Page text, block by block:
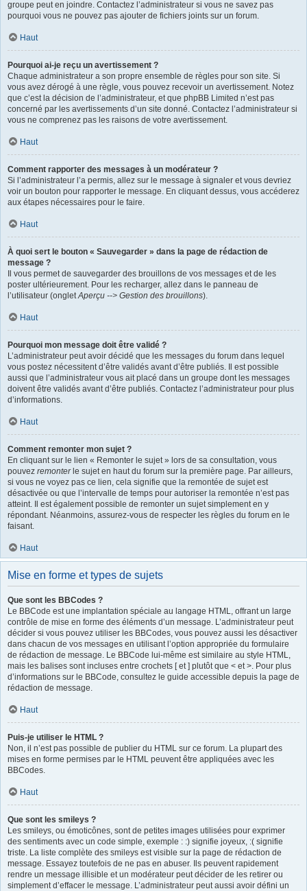
groupe peut en joindre. Contactez l’administrateur si vous ne savez pas
pourquoi vous ne pouvez pas ajouter de fichiers joints sur un forum.
Haut
Pourquoi ai-je reçu un avertissement ?
Chaque administrateur a son propre ensemble de règles pour son site. Si
vous avez dérogé à une règle, vous pouvez recevoir un avertissement. Notez
que c’est la décision de l’administrateur, et que phpBB Limited n’est pas
concerné par les avertissements d’un site donné. Contactez l’administrateur si
vous ne comprenez pas les raisons de votre avertissement.
Haut
Comment rapporter des messages à un modérateur ?
Si l’administrateur l’a permis, allez sur le message à signaler et vous devriez
voir un bouton pour rapporter le message. En cliquant dessus, vous accéderez
aux étapes nécessaires pour le faire.
Haut
À quoi sert le bouton « Sauvegarder » dans la page de rédaction de
message ?
Il vous permet de sauvegarder des brouillons de vos messages et de les
poster ultérieurement. Pour les recharger, allez dans le panneau de
l’utilisateur (ongletAperçu --> Gestion des brouillons).
Haut
Pourquoi mon message doit être validé ?
L’administrateur peut avoir décidé que les messages du forum dans lequel
vous postez nécessitent d’être validés avant d’être publiés. Il est possible
aussi que l’administrateur vous ait placé dans un groupe dont les messages
doivent être validés avant d’être publiés. Contactez l’administrateur pour plus
d’informations.
Haut
Comment remonter mon sujet ?
En cliquant sur le lien « Remonter le sujet » lors de sa consultation, vous
pouvez remonterle sujet en haut du forum sur la première page. Par ailleurs,
si vous ne voyez pas ce lien, cela signifie que la remontée de sujet est
désactivée ou que l’intervalle de temps pour autoriser la remontée n’est pas
atteint. Il est également possible de remonter un sujet simplement en y
répondant. Néanmoins, assurez-vous de respecter les règles du forum en le
faisant.
Haut
Mise en forme et types de sujets
Que sont les BBCodes ?
Le BBCode est une implantation spéciale au langage HTML, offrant un large
contrôle de mise en forme des éléments d’un message. L’administrateur peut
décider si vous pouvez utiliser les BBCodes, vous pouvez aussi les désactiver
dans chacun de vos messages en utilisant l’option appropriée du formulaire
de rédaction de message. Le BBCode lui-même est similaire au style HTML,
mais les balises sont incluses entre crochets [ et ] plutôt que < et >. Pour plus
d’informations sur le BBCode, consultez le guide accessible depuis la page de
rédaction de message.
Haut
Puis-je utiliser le HTML ?
Non, il n’est pas possible de publier du HTML sur ce forum. La plupart des
mises en forme permises par le HTML peuvent être appliquées avec les
BBCodes.
Haut
Que sont les smileys ?
Les smileys, ou émoticônes, sont de petites images utilisées pour exprimer
des sentiments avec un code simple, exemple : :) signifie joyeux, :( signifie
triste. La liste complète des smileys est visible sur la page de rédaction de
message. Essayez toutefois de ne pas en abuser. Ils peuvent rapidement
rendre un message illisible et un modérateur peut décider de les retirer ou
simplement d’effacer le message. L’administrateur peut aussi avoir défini un